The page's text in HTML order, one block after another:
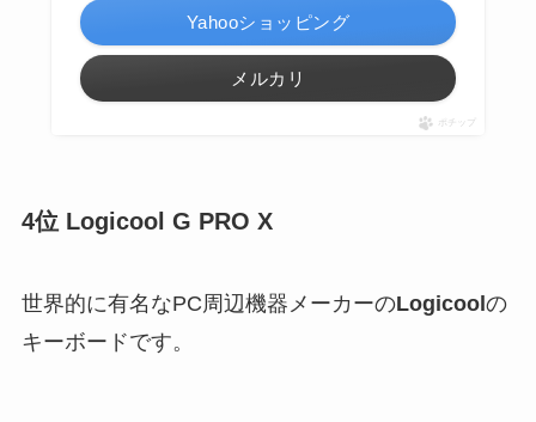
Yahooショッピング
メルカリ
ポチップ
4位 Logicool G PRO X
世界的に有名なPC周辺機器メーカーのLogicool の
キーボードです。